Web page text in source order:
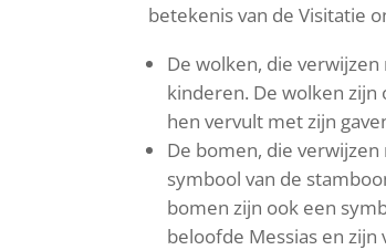
betekenis van de Visitatie
De wolken, die
kinderen. De wolken zijn
hen vervult met zijn
De bomen, die
symbool van de
bomen zijn ook een
beloofde Messias en zijn